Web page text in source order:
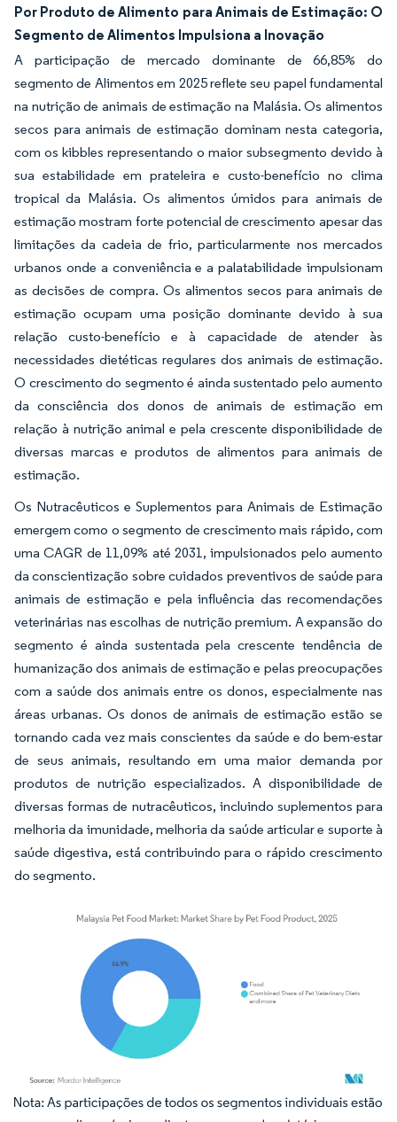
Por Produto de Alimento para Animais de Estimação: O
Segmento de Alimentos Impulsiona a Inovação
A participação de mercado dominante de 66,85% do
segmento de Alimentos em 2025 reflete seu papel fundamental
na nutrição de animais de estimação na Malásia. Os alimentos
secos para animais de estimação dominam nesta categoria,
com os kibbles representando o maior subsegmento devido à
sua estabilidade em prateleira e custo-benefício no clima
tropical da Malásia. Os alimentos úmidos para animais de
estimação mostram forte potencial de crescimento apesar das
limitações da cadeia de frio, particularmente nos mercados
urbanos onde a conveniência e a palatabilidade impulsionam
as decisões de compra. Os alimentos secos para animais de
estimação ocupam uma posição dominante devido à sua
relação custo-benefício e à capacidade de atender às
necessidades dietéticas regulares dos animais de estimação.
O crescimento do segmento é ainda sustentado pelo aumento
da consciência dos donos de animais de estimação em
relação à nutrição animal e pela crescente disponibilidade de
diversas marcas e produtos de alimentos para animais de
estimação.
Os Nutracêuticos e Suplementos para Animais de Estimação
emergem como o segmento de crescimento mais rápido, com
uma CAGR de 11,09% até 2031, impulsionados pelo aumento
da conscientização sobre cuidados preventivos de saúde para
animais de estimação e pela influência das recomendações
veterinárias nas escolhas de nutrição premium. A expansão do
segmento é ainda sustentada pela crescente tendência de
humanização dos animais de estimação e pelas preocupações
com a saúde dos animais entre os donos, especialmente nas
áreas urbanas. Os donos de animais de estimação estão se
tornando cada vez mais conscientes da saúde e do bem-estar
de seus animais, resultando em uma maior demanda por
produtos de nutrição especializados. A disponibilidade de
diversas formas de nutracêuticos, incluindo suplementos para
melhoria da imunidade, melhoria da saúde articular e suporte à
saúde digestiva, está contribuindo para o rápido crescimento
do segmento.
Imagem © Mordor Intelligence. O reuso requer atribuição conforme CC BY 4.0.